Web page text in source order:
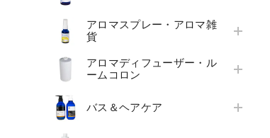
アロマスプレー・アロマ雑
貨
アロマディフューザー・ル
ームコロン
バス＆ヘアケア